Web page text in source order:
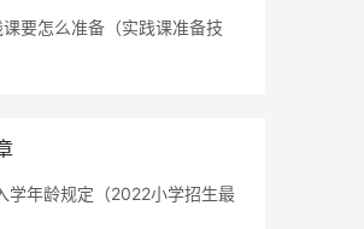
课要怎么准备（实践课准备技
学年龄规定（2022小学招生最